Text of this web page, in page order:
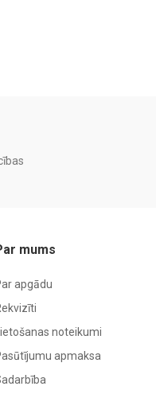
mums
apgādu
Lietošanas noteikumi
apmaksa